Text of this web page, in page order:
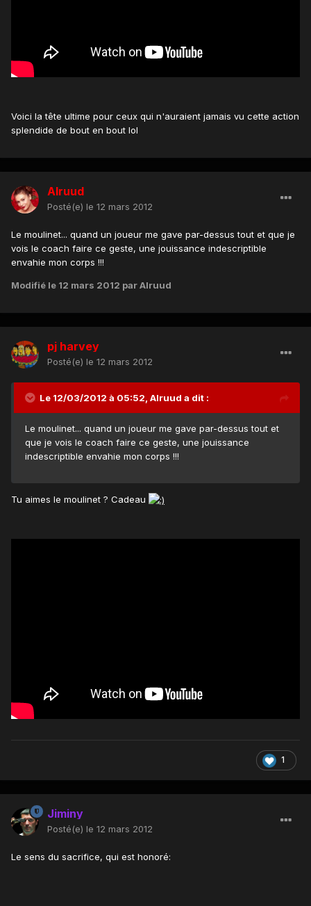
Voici la tête ultime pour ceux qui n'auraient jamais vu cette action
splendide de bout en bout lol
Alruud
Posté(e) le 12 mars 2012
Le moulinet... quand un joueur me gave par-dessus tout et que je
vois le coach faire ce geste, une jouissance indescriptible
envahie mon corps !!!
Modifié le 12 mars 2012 par Alruud
pj harvey
Posté(e) le 12 mars 2012
Le 12/03/2012 à 05:52, Alruud a dit :
Le moulinet... quand un joueur me gave par-dessus tout et
que je vois le coach faire ce geste, une jouissance
indescriptible envahie mon corps !!!
Tu aimes le moulinet ? Cadeau
1
Jiminy
Posté(e) le 12 mars 2012
Le sens du sacrifice, qui est honoré: